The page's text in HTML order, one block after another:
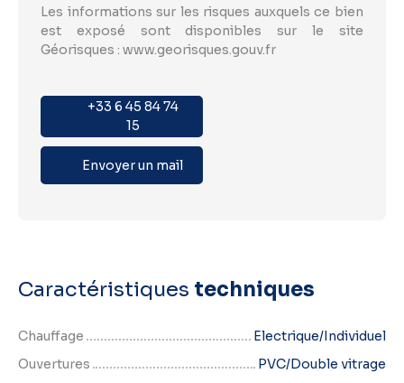
Les informations sur les risques auxquels ce bien
est exposé sont disponibles sur le site
Géorisques : www.georisques.gouv.fr
+33 6 45 84 74
15
Envoyer un mail
Caractéristiques techniques
Chauffage
Electrique/Individuel
Ouvertures
PVC/Double vitrage